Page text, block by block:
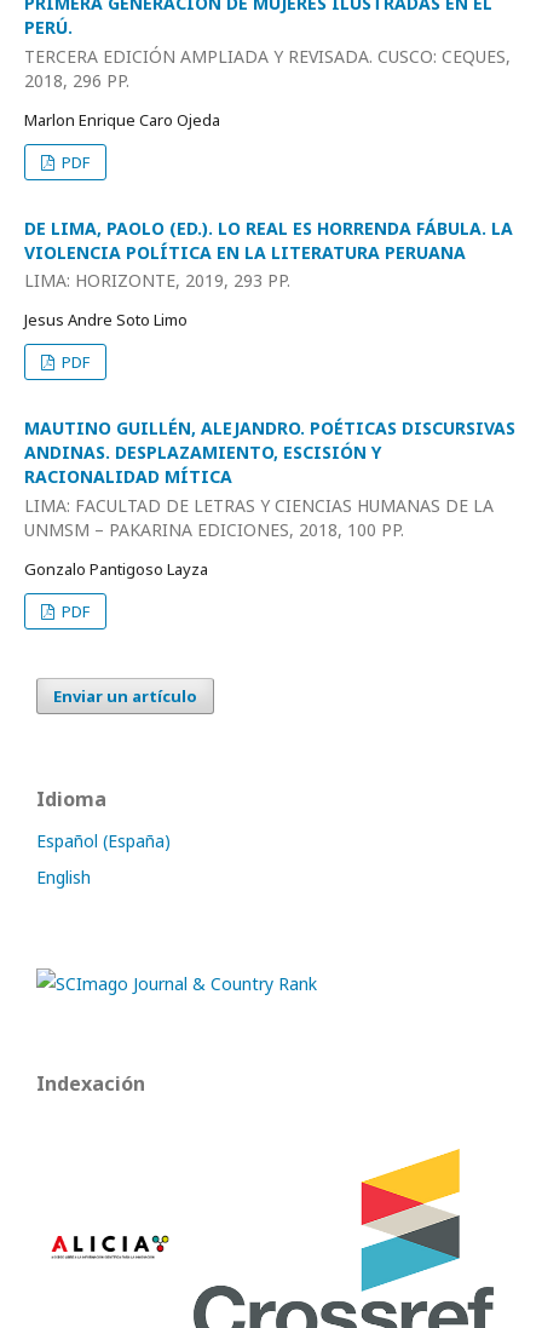
PERÚ.
TERCERA EDICIÓN AMPLIADA Y REVISADA. CUSCO: CEQUES,
2018, 296 PP.
Marlon Enrique Caro Ojeda
PDF
DE LIMA, PAOLO (ED.). LO REAL ES HORRENDA FÁBULA. LA
VIOLENCIA POLÍTICA EN LA LITERATURA PERUANA
LIMA: HORIZONTE, 2019, 293 PP.
Jesus Andre Soto Limo
PDF
MAUTINO GUILLÉN, ALEJANDRO. POÉTICAS DISCURSIVAS
ANDINAS. DESPLAZAMIENTO, ESCISIÓN Y
RACIONALIDAD MÍTICA
LIMA: FACULTAD DE LETRAS Y CIENCIAS HUMANAS DE LA
UNMSM – PAKARINA EDICIONES, 2018, 100 PP.
Gonzalo Pantigoso Layza
PDF
Enviar un artículo
Idioma
Español (España)
English
Indexación